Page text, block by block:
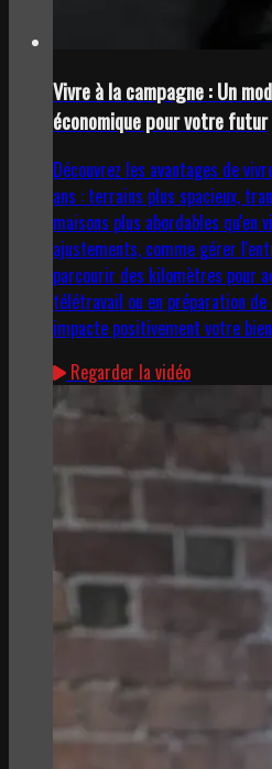
Vivre à la campagne : Un
économique pour votre futur
Découvrez les avantages de
ans : terrains plus spacieux,
maisons plus abordables qu'en
ajustements, comme gérer
parcourir des kilomètres pour
télétravail ou en préparation
impacte positivement votre
Regarder la vidéo